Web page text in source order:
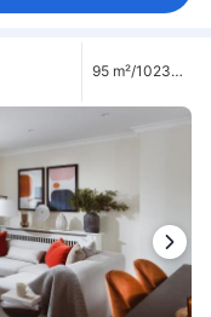
95 m²/1023